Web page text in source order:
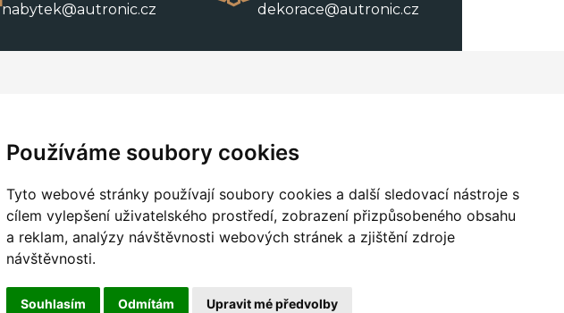
Používáme soubory cookies
Tyto webové stránky používají soubory cookies a další sledovací nástroje s
cílem vylepšení uživatelského prostředí, zobrazení přizpůsobeného obsahu
a reklam, analýzy návštěvnosti webových stránek a zjištění zdroje
návštěvnosti.
Souhlasím Odmítám Upravit mé předvolby
nabytek@autronic.cz
dekorace@autronic.cz
O nás